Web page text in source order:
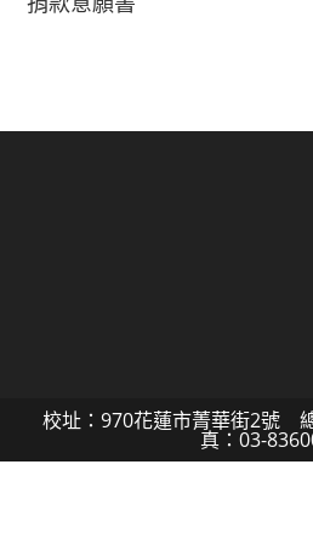
校址：970花蓮市菁華街2號
真：03-